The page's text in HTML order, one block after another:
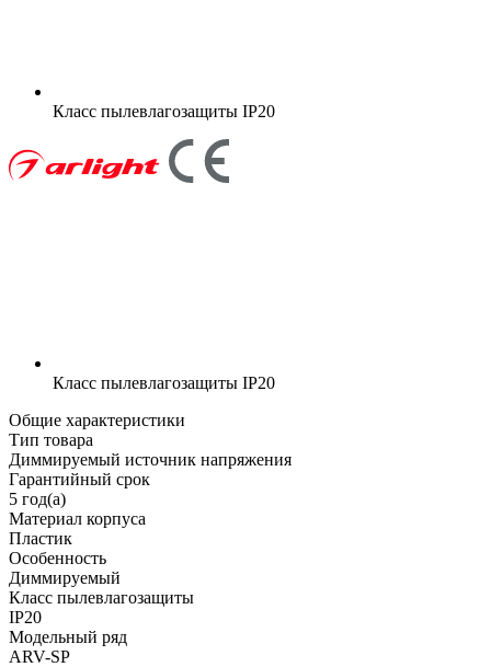
Класс пылевлагозащиты IP20
Класс пылевлагозащиты IP20
Общие характеристики
Тип товара
Диммируемый источник напряжения
Гарантийный срок
5 год(а)
Материал корпуса
Пластик
Особенность
Диммируемый
Класс пылевлагозащиты
IP20
Модельный ряд
ARV-SP